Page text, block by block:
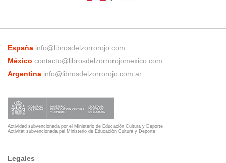
España info@librosdelzorrorojo.com
México contacto@librosdelzorrorojomexico.com
Argentina info@librosdelzorrorojo.com.ar
Actividad subvencionada por el Ministerio de Educación Cultura y Deporte
Activitat subvencionada pel Ministerio de Educación Cultura y Deporte
Legales